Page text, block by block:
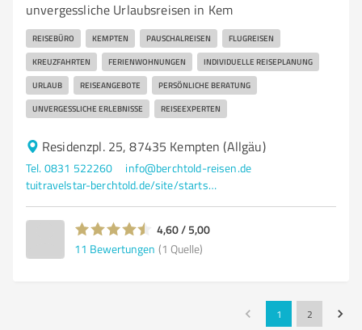
unvergessliche Urlaubsreisen in Kem
REISEBÜRO KEMPTEN PAUSCHALREISEN FLUGREISEN
KREUZFAHRTEN FERIENWOHNUNGEN INDIVIDUELLE REISEPLANUNG
URLAUB REISEANGEBOTE PERSÖNLICHE BERATUNG
UNVERGESSLICHE ERLEBNISSE REISEEXPERTEN
Residenzpl. 25, 87435 Kempten (Allgäu)
Tel. 0831 522260
info@berchtold-reisen.de
tuitravelstar-berchtold.de/site/startseite/
4,60 / 5,00
11 Bewertungen (1 Quelle)
1 2